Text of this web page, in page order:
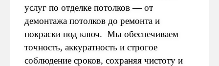
услуг по отделке потолков — от
демонтажа потолков до ремонта и
покраски под ключ. Мы обеспечиваем
точность, аккуратность и строгое
соблюдение сроков, сохраняя чистоту и